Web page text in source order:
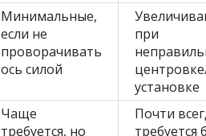
Минимальные,
если не
проворачивать
ось силой
при
установке
Чаще
требуется, но
Почти
требуется